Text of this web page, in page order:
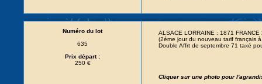
Numéro du lot
635
Prix départ :
250 €
ALSACE LORRAINE : 1871
(2éme jour du nouveau tarif français
Double Affrt de septembre 71 taxé
Cliquer sur une photo pour